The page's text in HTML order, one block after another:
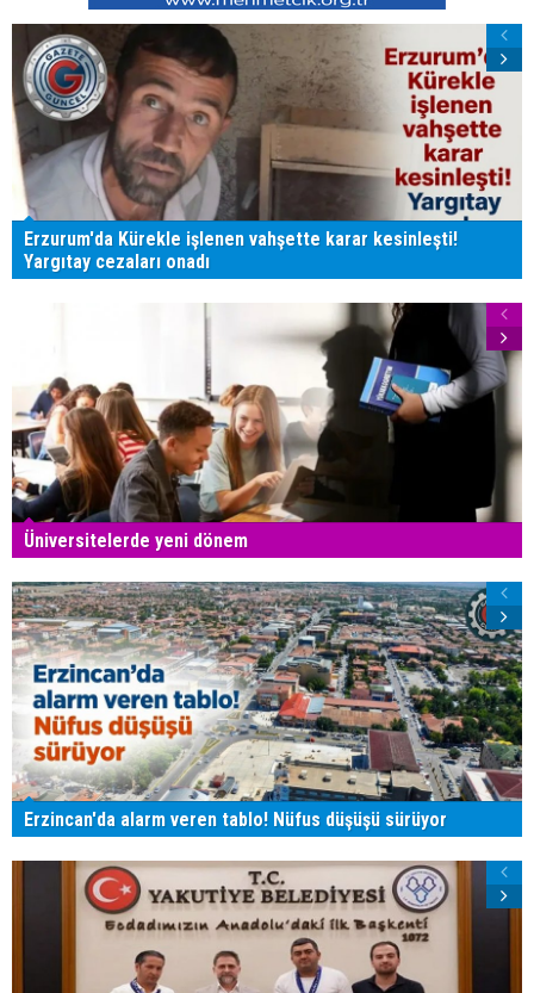
Erzurum'da Kürekle işlenen vahşette karar kesinleşti!
Yargıtay cezaları onadı
Üniversitelerde yeni dönem
Erzincan'da alarm veren tablo! Nüfus düşüşü sürüyor